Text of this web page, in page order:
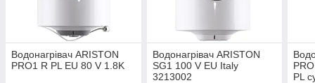
Водонагрівач ARISTON
PRO1 R PL EU 80 V 1.8K
Водонагрівач ARISTON
SG1 100 V EU Italy
3213002
PL